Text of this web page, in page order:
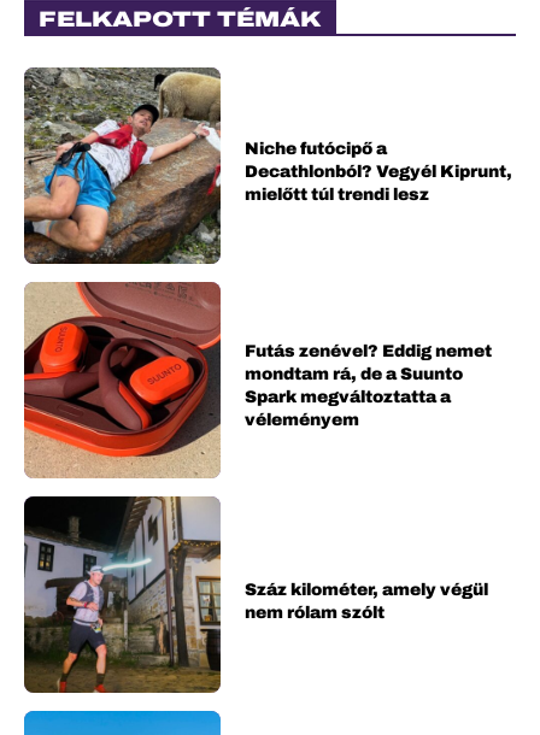
FELKAPOTT TÉMÁK
Niche futócipő a
Decathlonból? Vegyél Kiprunt,
mielőtt túl trendi lesz
Futás zenével? Eddig nemet
mondtam rá, de a Suunto
Spark megváltoztatta a
véleményem
Száz kilométer, amely végül
nem rólam szólt